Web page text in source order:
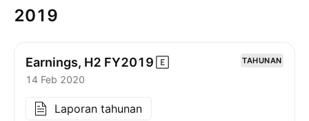
2019
Earnings, H2 FY2019 TAHUNAN
14 Feb 2020
Laporan tahunan